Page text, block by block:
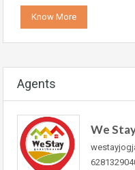
Know More
Agents
We